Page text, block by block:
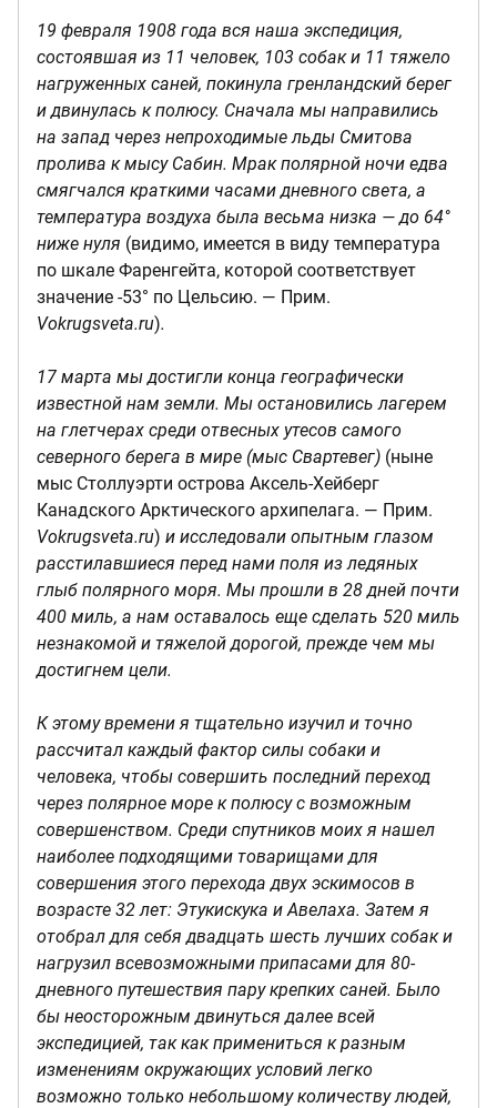
19 февраля 1908 года вся наша экспедиция,
состоявшая из 11 человек, 103 собак и 11 тяжело
нагруженных саней, покинула гренландский берег
и двинулась к полюсу. Сначала мы направились
на запад через непроходимые льды Смитова
пролива к мысу Сабин. Мрак полярной ночи едва
смягчался краткими часами дневного света, а
температура воздуха была весьма низка — до 64°
ниже нуля (видимо, имеется в виду температура
по шкале Фаренгейта, которой соответствует
значение -53° по Цельсию. — Прим.
Vokrugsveta.ru).
17 марта мы достигли конца географически
известной нам земли. Мы остановились лагерем
на глетчерах среди отвесных утесов самого
северного берега в мире (мыс Свартевег) (ныне
мыс Столлуэрти острова Аксель-Хейберг
Канадского Арктического архипелага. — Прим.
Vokrugsveta.ru) и исследовали опытным глазом
расстилавшиеся перед нами поля из ледяных
глыб полярного моря. Мы прошли в 28 дней почти
400 миль, а нам оставалось еще сделать 520 миль
незнакомой и тяжелой дорогой, прежде чем мы
достигнем цели.
К этому времени я тщательно изучил и точно
рассчитал каждый фактор силы собаки и
человека, чтобы совершить последний переход
через полярное море к полюсу с возможным
совершенством. Среди спутников моих я нашел
наиболее подходящими товарищами для
совершения этого перехода двух эскимосов в
возрасте 32 лет: Этукискука и Авелаха. Затем я
отобрал для себя двадцать шесть лучших собак и
нагрузил всевозможными припасами для 80-
дневного путешествия пару крепких саней. Было
бы неосторожным двинуться далее всей
экспедицией, так как примениться к разным
изменениям окружающих условий легко
возможно только небольшому количеству людей,